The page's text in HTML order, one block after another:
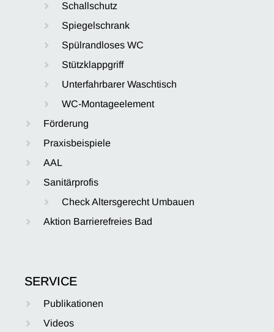
Schallschutz
Spiegelschrank
Spülrandloses WC
Stützklappgriff
Unterfahrbarer Waschtisch
WC-Montageelement
Förderung
Praxisbeispiele
AAL
Sanitärprofis
Check Altersgerecht Umbauen
Aktion Barrierefreies Bad
SERVICE
Publikationen
Videos